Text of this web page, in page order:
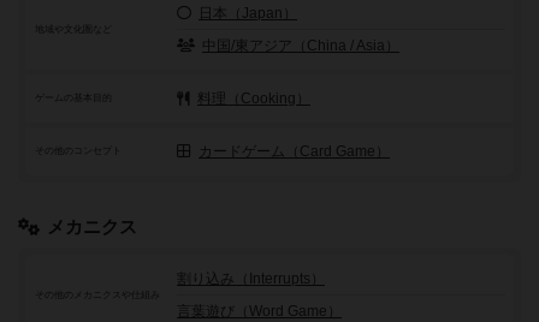
地域や文化圏など
日本（Japan）
中国/東アジア（China / Asia）
ゲームの基本目的 料理（Cooking）
その他のコンセプト カードゲーム（Card Game）
メカニクス
その他のメカニクスや仕組み
割り込み（Interrupts）
言葉遊び（Word Game）